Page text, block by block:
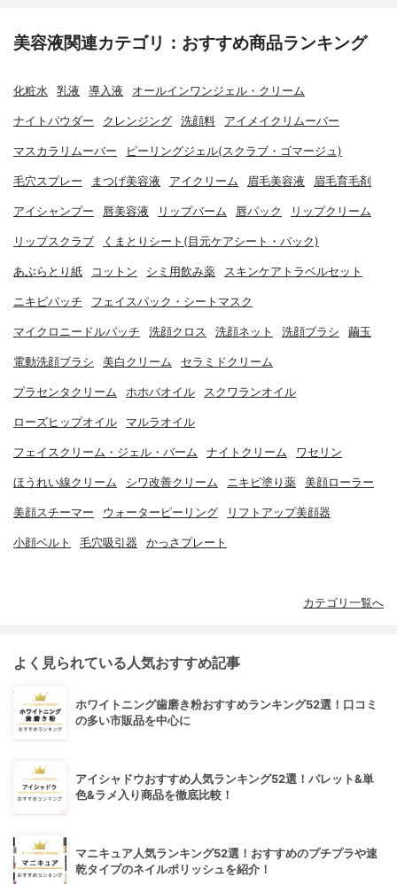
美容液関連カテゴリ：おすすめ商品ランキング
化粧水 乳液 導入液 オールインワンジェル・クリーム
ナイトパウダー クレンジング 洗顔料 アイメイクリムーバー
マスカラリムーバー ピーリングジェル(スクラブ・ゴマージュ)
毛穴スプレー まつげ美容液 アイクリーム 眉毛美容液 眉毛育毛剤
アイシャンプー 唇美容液 リップバーム 唇パック リップクリーム
リップスクラブ くまとりシート(目元ケアシート・パック)
あぶらとり紙 コットン シミ用飲み薬 スキンケアトラベルセット
ニキビパッチ フェイスパック・シートマスク
マイクロニードルパッチ 洗顔クロス 洗顔ネット 洗顔ブラシ 繭玉
電動洗顔ブラシ 美白クリーム セラミドクリーム
プラセンタクリーム ホホバオイル スクワランオイル
ローズヒップオイル マルラオイル
フェイスクリーム・ジェル・バーム ナイトクリーム ワセリン
ほうれい線クリーム シワ改善クリーム ニキビ塗り薬 美顔ローラー
美顔スチーマー ウォーターピーリング リフトアップ美顔器
小顔ベルト 毛穴吸引器 かっさプレート
カテゴリ一覧へ
よく見られている人気おすすめ記事
ホワイトニング歯磨き粉おすすめランキング52選！口コミ
の多い市販品を中心に
アイシャドウおすすめ人気ランキング52選！パレット&単
色&ラメ入り商品を徹底比較！
マニキュア人気ランキング52選！おすすめのプチプラや速
乾タイプのネイルポリッシュを紹介！